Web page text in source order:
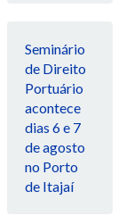
Seminário
de Direito
Portuário
acontece
dias 6 e 7
de agosto
no Porto
de Itajaí